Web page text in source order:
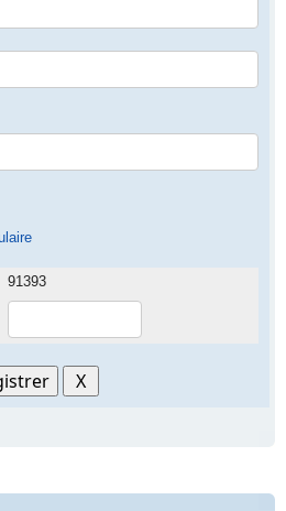
91393